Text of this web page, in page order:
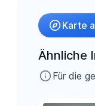
Karte
Ähnliche
Für die